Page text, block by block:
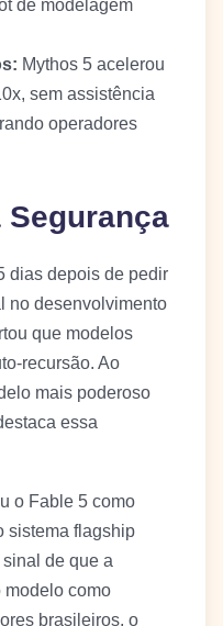
de modelagem
Mythos 5 acelerou
sem assistência
operadores
Segurança
dias depois de pedir
no desenvolvimento
que modelos
recursão. Ao
mais poderoso
essa
o Fable 5 como
sistema flagship
de que a
modelo como
brasileiros, o